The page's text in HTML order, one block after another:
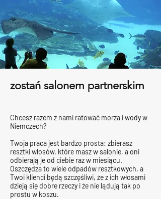
zostań salonem partnerskim
Chcesz razem z nami ratować morza i wody w
Niemczech?
Twoja praca jest bardzo prosta: zbierasz
resztki włosów, które masz w salonie, a oni
odbierają je od ciebie raz w miesiącu.
Oszczędza to wiele odpadów resztkowych, a
Twoi klienci będą szczęśliwi, że z ich włosami
dzieją się dobre rzeczy i że nie lądują tak po
prostu w koszu.